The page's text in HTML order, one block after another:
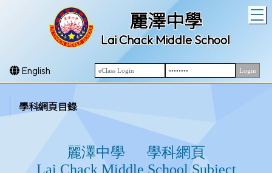
麗澤中學
Lai Chack Middle School
English
學科網頁目錄